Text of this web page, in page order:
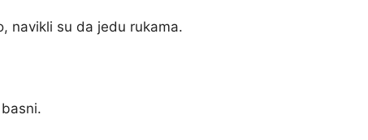
navikli su da jedu rukama.